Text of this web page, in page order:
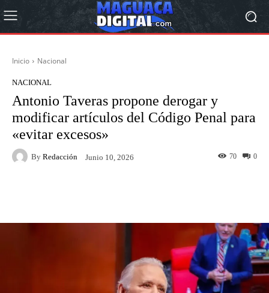
Inicio Nacional
NACIONAL
Antonio Taveras propone derogar y
modificar artículos del Código Penal para
«evitar excesos»
By Redacción Junio 10, 2026 0
70